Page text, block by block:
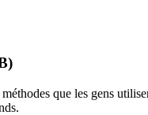
que les gens